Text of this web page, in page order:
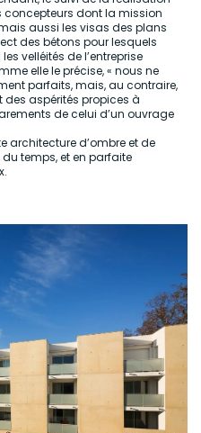
concepteurs dont la mission
aussi les visas des plans
des bétons pour lesquels
velléités de l’entreprise
elle le précise, « nous ne
parfaits, mais, au contraire,
des aspérités propices à
de celui d’un ouvrage
architecture d’ombre et de
temps, et en parfaite